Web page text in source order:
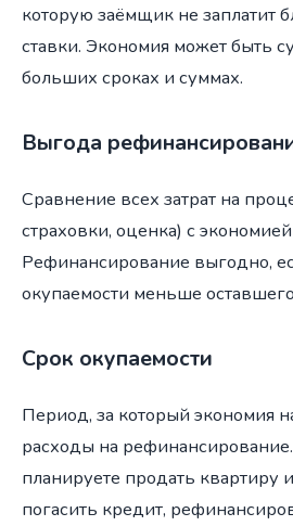
которую заёмщик не заплатит
ставки. Экономия может быть
больших сроках и суммах.
Выгода
Сравнение всех затрат на
страховки, оценка) с
Рефинансирование выгодно,
окупаемости меньше
Срок окупаемости
Период, за который экономия
расходы на
планируете продать квартиру
погасить кредит,